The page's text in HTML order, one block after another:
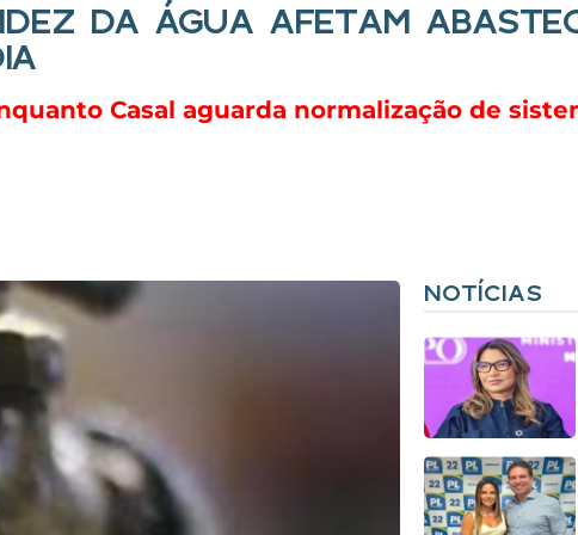
DA ÁGUA AFETAM
Casal aguarda normalização de
NOTÍCIAS